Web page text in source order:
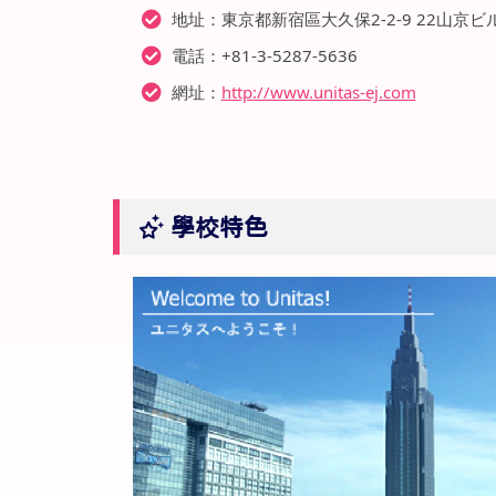
地址：東京都新宿區大久保2-2-9 22山京ビ
電話：+81-3-5287-5636
網址： http://www.unitas-ej.com
學校特色